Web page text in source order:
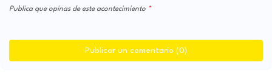
Publica que opinas de este acontecimiento
Publicar un comentario (0)